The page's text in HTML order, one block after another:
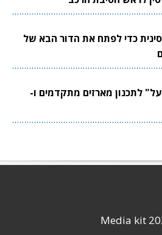
כדי לפתח את הדור הבא של
לתכנון מארזים מתקדמים ו-
Media kit